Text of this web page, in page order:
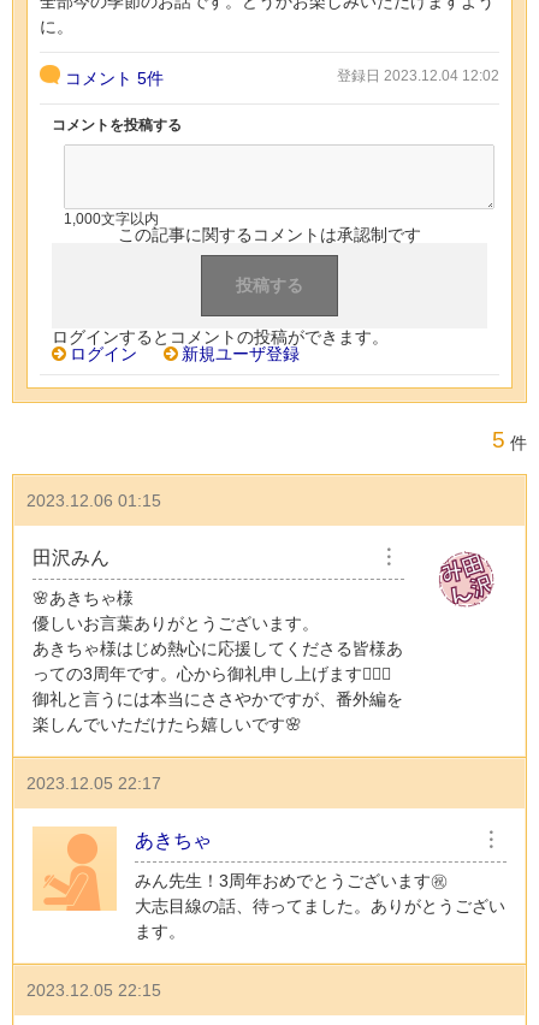
に。
コメント 5件 登録日 2023.12.04 12:02
コメントを投稿する
1,000文字以内
この記事に関するコメントは承認制です
ログインするとコメントの投稿ができます。
ログイン
新規ユーザ登録
5 件
2023.12.06 01:15
田沢みん ︙
🌸あきちゃ様
優しいお言葉ありがとうございます。
あきちゃ様はじめ熱心に応援してくださる皆様あ
っての3周年です。心から御礼申し上げます🙇🏻‍♀️
御礼と言うには本当にささやかですが、番外編を
楽しんでいただけたら嬉しいです🌸
2023.12.05 22:17
あきちゃ ︙
みん先生！3周年おめでとうございます㊗️
大志目線の話、待ってました。ありがとうござい
ます。
2023.12.05 22:15